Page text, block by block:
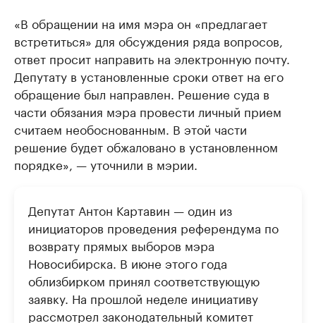
«В обращении на имя мэра он «предлагает
встретиться» для обсуждения ряда вопросов,
ответ просит направить на электронную почту.
Депутату в установленные сроки ответ на его
обращение был направлен. Решение суда в
части обязания мэра провести личный прием
считаем необоснованным. В этой части
решение будет обжаловано в установленном
порядке», — уточнили в мэрии.
Депутат Антон Картавин — один из
инициаторов проведения референдума по
возврату прямых выборов мэра
Новосибирска. В июне этого года
облизбирком принял соответствующую
заявку. На прошлой неделе инициативу
рассмотрел законодательный комитет